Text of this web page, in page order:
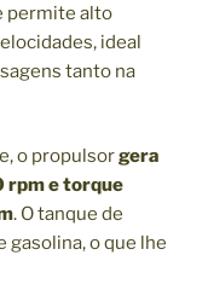
permite alto
ideal
tanto na
o propulsorgera
rpm e torque
. O tanque de
gasolina, o que lhe